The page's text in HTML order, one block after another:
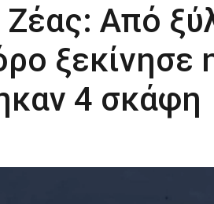
Από
ξεκίνησε
4 σκάφη